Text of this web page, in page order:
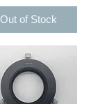
Out of Stock